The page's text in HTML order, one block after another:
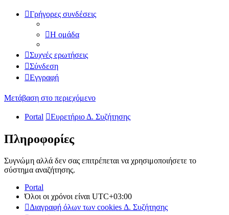
Γρήγορες συνδέσεις
Η ομάδα
Συχνές ερωτήσεις
Σύνδεση
Εγγραφή
Μετάβαση στο περιεχόμενο
Portal Ευρετήριο Δ. Συζήτησης
Πληροφορίες
Συγνώμη αλλά δεν σας επιτρέπεται να χρησιμοποιήσετε το
σύστημα αναζήτησης.
Portal
Όλοι οι χρόνοι είναι UTC+03:00
Διαγραφή όλων των cookies Δ. Συζήτησης